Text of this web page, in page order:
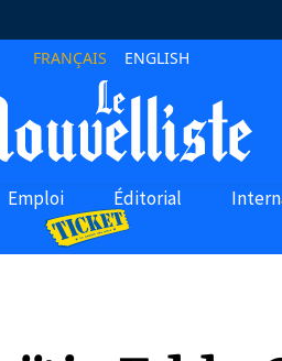
FRANÇAIS ENGLISH
Emploi Éditorial